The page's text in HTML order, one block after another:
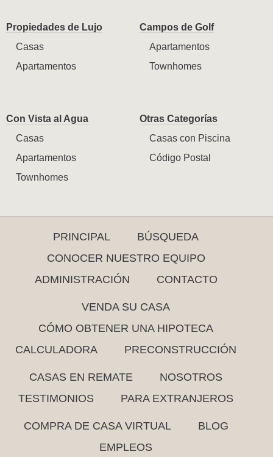
Propiedades de Lujo
Casas
Apartamentos
Campos de Golf
Apartamentos
Townhomes
Con Vista al Agua
Casas
Apartamentos
Townhomes
Otras Categorías
Casas con Piscina
Código Postal
PRINCIPAL
BÚSQUEDA
CONOCER NUESTRO EQUIPO
ADMINISTRACIÓN
CONTACTO
VENDA SU CASA
CÓMO OBTENER UNA HIPOTECA
CALCULADORA
PRECONSTRUCCIÓN
CASAS EN REMATE
NOSOTROS
TESTIMONIOS
PARA EXTRANJEROS
COMPRA DE CASA VIRTUAL
BLOG
EMPLEOS